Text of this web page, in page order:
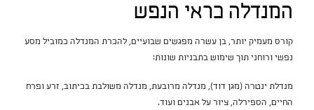
המנדלה כראי הנפש
קורס מעמיק יותר, בן עשרה מפגשים שבועיים, להכרת המנדלה כמוביל מסע
נפשי ורוחני תוך שימוש בתבניות שונות:
מנדלת ינטרה (מגן דוד), מנדלה מרובעת, מנדלה משולבת בכיתוב, זרע ופרח
החיים, הספירלה, ציור על אבנים ועוד.